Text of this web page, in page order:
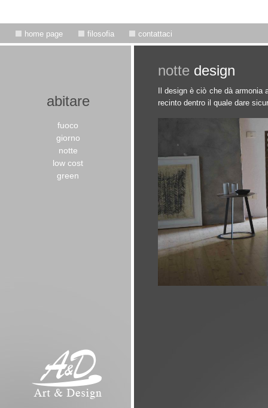
abitare
fuoco
giorno
notte
low cost
green
home page filosofia contattaci
notte design
Il design è ciò che dà
recinto dentro il quale dare